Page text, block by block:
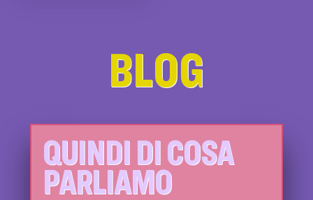
BLOG
QUINDI DI COSA
PARLIAMO